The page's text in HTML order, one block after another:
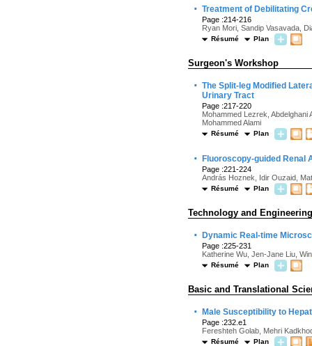
· Treatment of Debilitating
Page :214-216
Ryan Mori, Sandip Vasavada,
Résumé Plan
Surgeon's Workshop
· The Split-leg Modified
Urinary Tract
Page :217-220
Mohammed Lezrek, Abdelghani
Mohammed Alami
Résumé Plan
· Fluoroscopy-guided Renal
Page :221-224
András Hoznek, Idir Ouzaid,
Résumé Plan
Technology and Engineering
· Dynamic Real-time
Page :225-231
Katherine Wu, Jen-Jane Liu,
Résumé Plan
Basic and Translational
· Male Susceptibility to
Page :232.e1
Fereshteh Golab, Mehri
Résumé Plan